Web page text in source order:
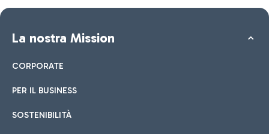
La nostra Mission
CORPORATE
PER IL BUSINESS
SOSTENIBILITÀ